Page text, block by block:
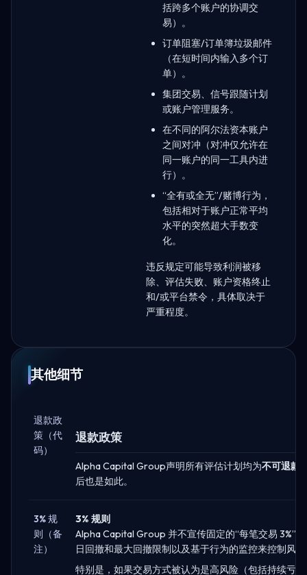
括跨多个账户的协调交
易）。
订单阻塞/订单簿垃圾邮件
（在短时间内输入多个订
单）。
集团交易、信号跟随计划
或账户管理服务。
在不同的阿尔法资本账户
之间对冲（对冲仅允许在
同一账户的同一工具内进
行）。
“全有或全无”/赌博行为，
包括相对于账户正常平均
水平的突然超大手数变
化。
违反规定可能导致利润被移
除、评估失败、账户资格终止
和/或平台禁令，具体取决于
严重程度。
其他细节
退款政
策（代
码）
退款政策
Alpha Capital Group声明所有评估计划均为不可退款
后也是如此。
3% 规
则（备
注）
3% 规则
Alpha Capital Group 并不宣传固定的“每笔交易 3%”
日回撤和最大回撤限制以及基于行为的监控来控制风
特别是，如果交易方式被认为是高风险（包括持续亏